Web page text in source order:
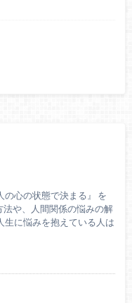
の心の状態で決まる』 を
や、人間関係の悩みの解
生に悩みを抱えている人は